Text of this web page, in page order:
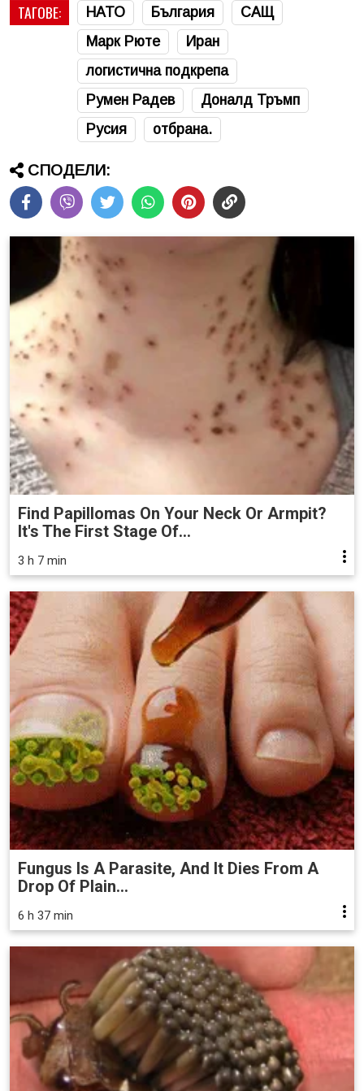
ТАГОВЕ: НАТО България
САЩ
Марк Рюте
Иран
логистична подкрепа
Румен Радев
Доналд Тръмп
Русия
отбрана.
СПОДЕЛИ:
Find Papillomas On Your Neck Or Armpit?
It's The First Stage Of...
3 h 7 min
Fungus Is A Parasite, And It Dies From A
Drop Of Plain...
6 h 37 min